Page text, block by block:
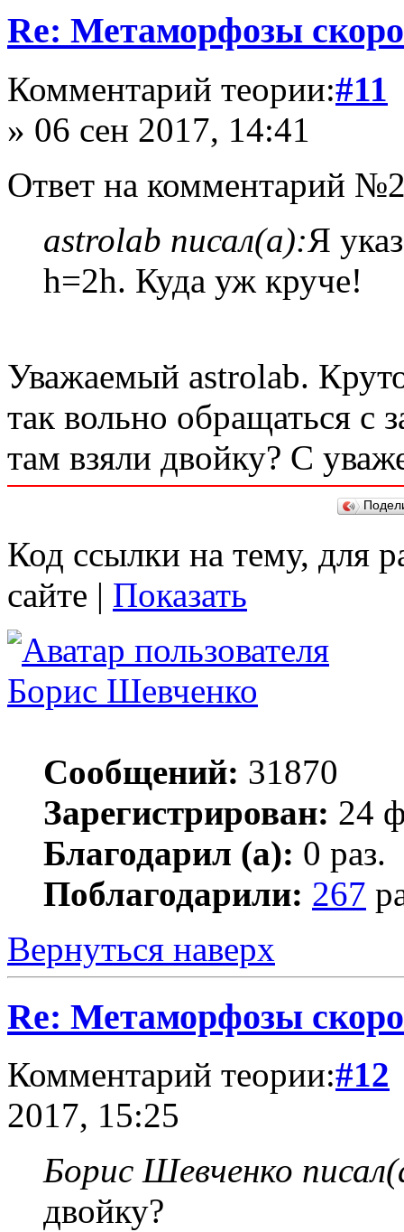
Re: Метаморфозы
Комментарий теории:#11
» 06 сен 2017, 14:41
Ответ на комментарий
astrolab писал(а):Я
h=2h. Куда уж круче!
Уважаемый astrolab.
так вольно обращаться
там взяли двойку? С
Код ссылки на тему, для
сайте | Показать
Борис Шевченко
Сообщений: 31870
Зарегистрирован: 24
Благодарил (а): 0 раз.
Поблагодарили: 267
Вернуться наверх
Re: Метаморфозы
Комментарий теории:#12
2017, 15:25
Борис Шевченко
двойку?